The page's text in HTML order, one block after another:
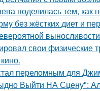
поделилась тем, как
без жёстких диет и
свои физические
переломным для
Выйти НА Сцену":